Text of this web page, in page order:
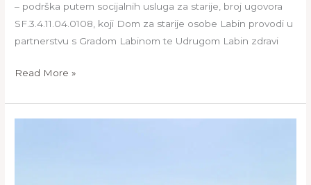
– podrška putem socijalnih usluga za starije, broj ugovora
SF.3.4.11.04.0108, koji Dom za starije osobe Labin provodi u
partnerstvu s Gradom Labinom te Udrugom Labin zdravi
Read More »